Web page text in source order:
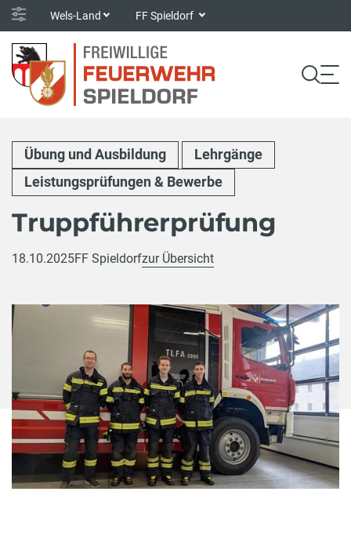
Wels-Land FF Spieldorf
Übung und Ausbildung
Lehrgänge
Leistungsprüfungen & Bewerbe
Truppführerprüfung
18.10.2025FF Spieldorfzur Übersicht